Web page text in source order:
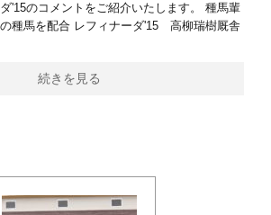
'15のコメントをご紹介いたします。 種馬輩
種馬を配合 レフィナーダ'15 高柳瑞樹厩舎
続きを見る